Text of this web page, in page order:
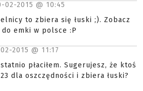
02-2015 @ 10:45
to zbiera się łuski ;). Zobacz
emki w polsce :P
2015 @ 11:17
płaciłem. Sugerujesz, że ktoś
dla oszczędności i zbiera łuski?